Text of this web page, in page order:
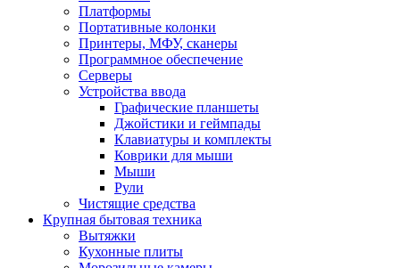
Платформы
Портативные колонки
Принтеры, МФУ, сканеры
Программное обеспечение
Серверы
Устройства ввода
Графические планшеты
Джойстики и геймпады
Клавиатуры и комплекты
Коврики для мыши
Мыши
Рули
Чистящие средства
Крупная бытовая техника
Вытяжки
Кухонные плиты